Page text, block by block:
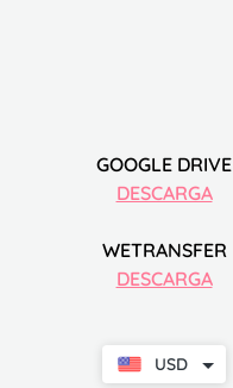
GOOGLE DRIVE
DESCARGA
WETRANSFER
DESCARGA
USD